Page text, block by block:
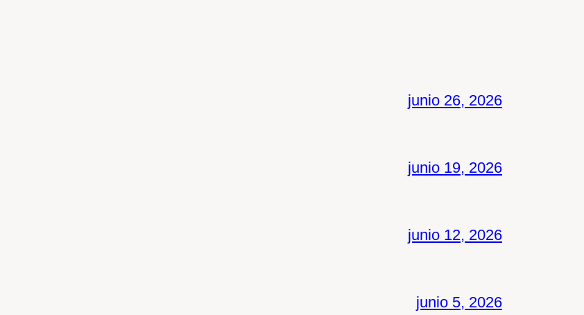
junio 26, 2026
junio 19, 2026
junio 12, 2026
junio 5, 2026